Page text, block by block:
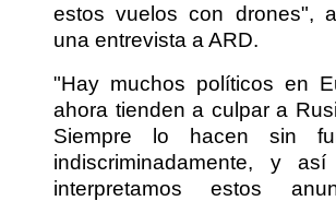
estos vuelos con drones",
una entrevista a ARD.
"Hay muchos políticos en
ahora tienden a culpar a
Siempre lo hacen sin
indiscriminadamente, y
interpretamos estos